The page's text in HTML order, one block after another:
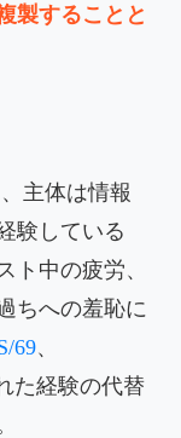
製することと
主体は情報
験している
ト中の疲労、
ちへの羞恥に
69、
た経験の代替